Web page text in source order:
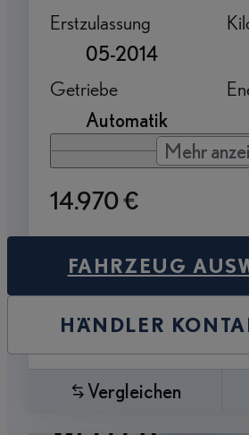
Erstzulassung
05-2014
Getriebe
Automatik
Mehr
14.970 €
FAHRZEUG
HÄNDLER
Vergleichen